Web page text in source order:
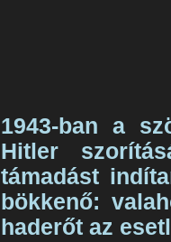
1943-ban a
Hitler
támadást
bökkenő:
haderőt az